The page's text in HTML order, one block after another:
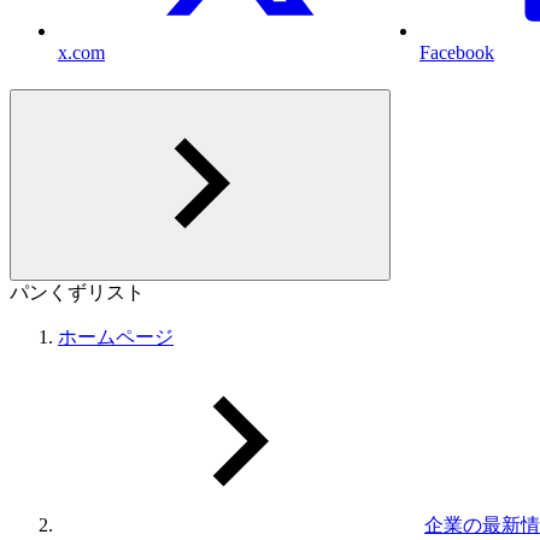
x.com Facebook
パンくずリスト
ホームページ
企業の最新